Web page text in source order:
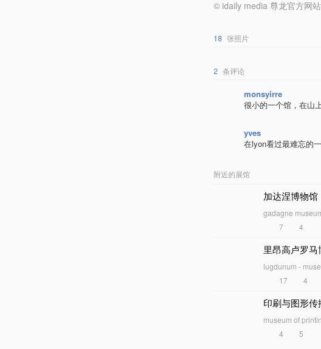
© idaily media 尊龙官方网
18 张照片
2 条评论
monsyirre
很小的一个馆，在山
yves
在lyon看过最难忘的
附近的展馆
加达涅博物馆
gadagne
7
4
里昂高卢罗马
lugdunum -
17
4
印刷与图形
museum of
4
5